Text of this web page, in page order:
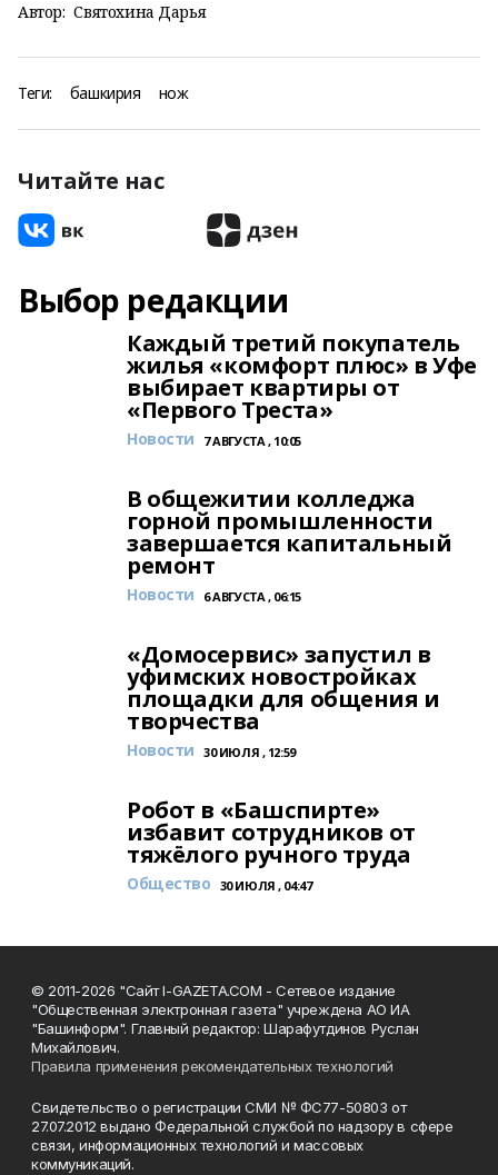
Автор: Святохина Дарья
Теги: башкирия нож
Читайте нас
Выбор редакции
Каждый третий покупатель
жилья «комфорт плюс» в Уфе
выбирает квартиры от
«Первого Треста»
Новости 7 АВГУСТА , 10:05
В общежитии колледжа
горной промышленности
завершается капитальный
ремонт
Новости 6 АВГУСТА , 06:15
«Домосервис» запустил в
уфимских новостройках
площадки для общения и
творчества
Новости 30 ИЮЛЯ , 12:59
Робот в «Башспирте»
избавит сотрудников от
тяжёлого ручного труда
Общество 30 ИЮЛЯ , 04:47
© 2011-2026 "Сайт I-GAZETA.COM - Сетевое издание
"Общественная электронная газета" учреждена АО ИА
"Башинформ". Главный редактор: Шарафутдинов Руслан
Михайлович.
Правила применения рекомендательных технологий
Свидетельство о регистрации СМИ № ФС77-50803 от
27.07.2012 выдано Федеральной службой по надзору в сфере
связи, информационных технологий и массовых
коммуникаций.